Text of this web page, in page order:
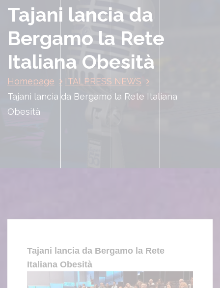
Tajani lancia da
Bergamo la Rete
Italiana Obesità
Homepage
ITALPRESS NEWS
Tajani lancia da Bergamo la Rete Italiana
Obesità
Tajani lancia da Bergamo la Rete
Italiana Obesità